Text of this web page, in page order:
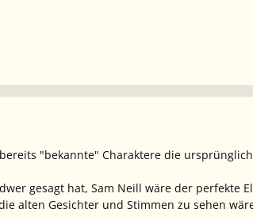
"bekannte" Charaktere die
gesagt hat, Sam Neill wäre der perfekte
alten Gesichter und Stimmen zu sehen